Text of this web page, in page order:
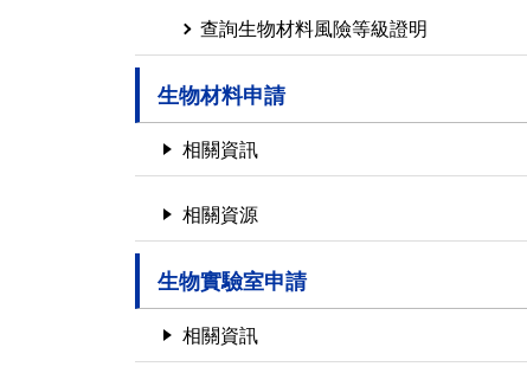
查詢生物材料風險等級證明
生物材料申請
相關資訊
相關資源
生物實驗室申請
相關資訊